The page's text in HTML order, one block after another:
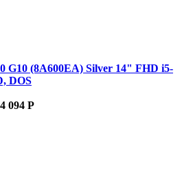
G10 (8A600EA) Silver 14" FHD i5-
DOS
4 094 Р